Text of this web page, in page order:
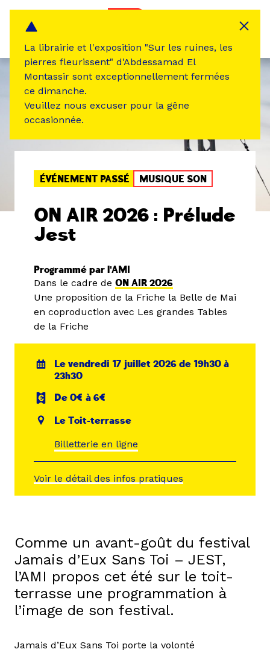
ÉVÉNEMENT PASSÉ MUSIQUE SON
ON AIR 2026 : Prélude
Jest
Programmé par l'AMI
Dans le cadre de ON AIR 2026
Une proposition de la Friche la Belle de Mai
en coproduction avec Les grandes Tables
de la Friche
Le vendredi 17 juillet 2026 de 19h30 à
23h30
De 0€ à 6€
Le Toit-terrasse
Billetterie en ligne
Voir le détail des infos pratiques
Comme un avant-goût du festival
Jamais d’Eux Sans Toi – JEST,
l’AMI propos cet été sur le toit-
terrasse une programmation à
l’image de son festival.
Jamais d’Eux Sans Toi porte la volonté
La librairie et l'exposition "Sur les ruines, les
pierres fleurissent" d'Abdessamad El
Montassir sont exceptionnellement fermées
ce dimanche.
Veuillez nous excuser pour la gêne
occasionnée.
Panneau de gestion des cookies